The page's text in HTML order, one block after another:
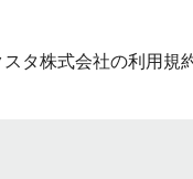
タ株式会社の利用規